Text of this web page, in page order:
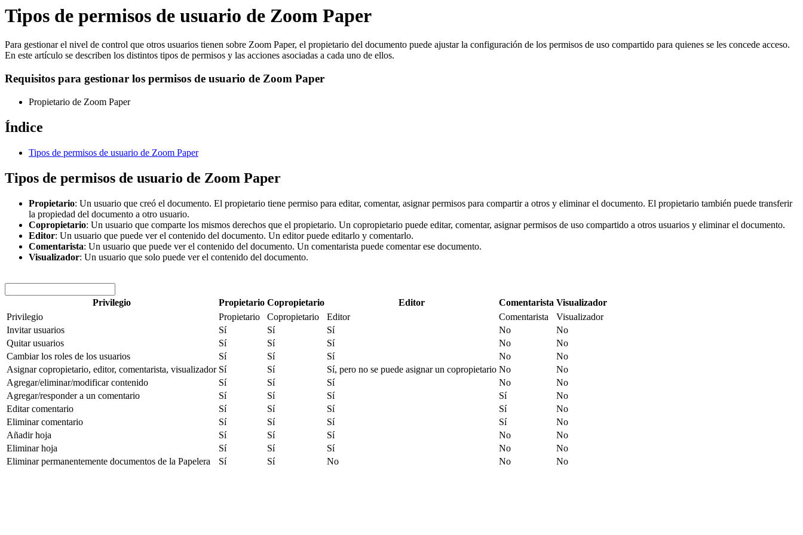
Tipos de permisos de usuario de Zoom Paper
Para gestionar el nivel de control que otros usuarios tienen sobre Zoom Paper, el propietario del documento puede ajustar la configuración de los permisos de uso compartido para quienes se les concede acceso.
En este artículo se describen los distintos tipos de permisos y las acciones asociadas a cada uno de ellos.
Requisitos para gestionar los permisos de usuario de Zoom Paper
Propietario de Zoom Paper
Índice
Tipos de permisos de usuario de Zoom Paper
Tipos de permisos de usuario de Zoom Paper
Propietario: Un usuario que creó el documento. El propietario tiene permiso para editar, comentar, asignar permisos para compartir a otros y eliminar el documento. El propietario también puede transferir
la propiedad del documento a otro usuario.
Copropietario: Un usuario que comparte los mismos derechos que el propietario. Un copropietario puede editar, comentar, asignar permisos de uso compartido a otros usuarios y eliminar el documento.
Editor: Un usuario que puede ver el contenido del documento. Un editor puede editarlo y comentarlo.
Comentarista: Un usuario que puede ver el contenido del documento. Un comentarista puede comentar ese documento.
Visualizador: Un usuario que solo puede ver el contenido del documento.
Privilegio Propietario Copropietario Editor Comentarista Visualizador
Privilegio
Propietario Copropietario Editor Comentarista
Visualizador
Invitar usuarios
Sí Sí Sí No
No
Quitar usuarios
Sí Sí Sí No
No
Cambiar los roles de los usuarios
Sí Sí Sí No
No
Asignar copropietario, editor, comentarista, visualizador Sí Sí Sí, pero no se puede asignar un copropietario No
No
Agregar/eliminar/modificar contenido
Sí Sí Sí No
No
Agregar/responder a un comentario
Sí Sí Sí Sí
No
Editar comentario
Sí Sí Sí Sí
No
Eliminar comentario
Sí Sí Sí Sí
No
Añadir hoja
Sí Sí Sí No
No
Eliminar hoja
Sí Sí Sí No
No
Eliminar permanentemente documentos de la Papelera
Sí Sí No No No